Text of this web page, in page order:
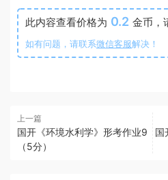
此内容查看价格为 0.2 金币，
如有问题，请联系微信客服解决！
上一篇
国开《环境水利学》形考作业9
（5分）
国